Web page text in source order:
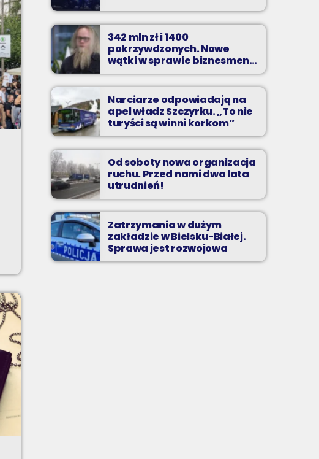
342 mln zł i 1400
pokrzywdzonych. Nowe
wątki w sprawie biznesmena
z Bielska-Białej
Narciarze odpowiadają na
apel władz Szczyrku. „To nie
turyści są winni korkom”
Od soboty nowa organizacja
ruchu. Przed nami dwa lata
utrudnień!
Zatrzymania w dużym
zakładzie w Bielsku-Białej.
Sprawa jest rozwojowa